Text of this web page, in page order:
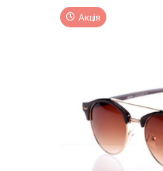
Акція